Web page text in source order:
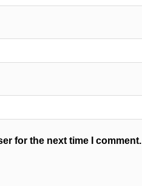
for the next time I comment.